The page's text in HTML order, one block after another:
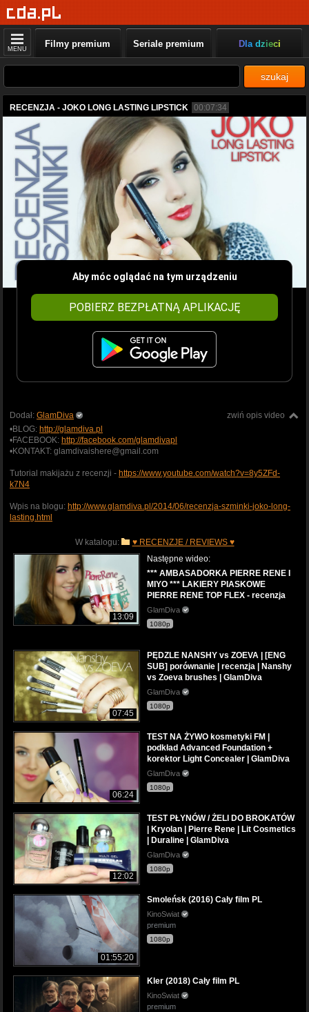
MENU Filmy premium Seriale premium Dla dzieci
szukaj
RECENZJA - JOKO LONG LASTING LIPSTICK 00:07:34
Aby móc oglądać na tym urządzeniu
POBIERZ BEZPŁATNĄ APLIKACJĘ
zwiń opis video
Dodał: GlamDiva
•BLOG: http://glamdiva.pl
•FACEBOOK: http://facebook.com/glamdivapl
•KONTAKT: glamdivaishere@gmail.com
Tutorial makijażu z recenzji - https://www.youtube.com/watch?v=8y5ZFd-
k7N4
Wpis na blogu: http://www.glamdiva.pl/2014/06/recenzja-szminki-joko-long-
lasting.html
W katalogu: ♥ RECENZJE / REVIEWS ♥
13:09
Następne wideo:
*** AMBASADORKA PIERRE RENE I
MIYO *** LAKIERY PIASKOWE
PIERRE RENE TOP FLEX - recenzja
GlamDiva
1080p
07:45
PĘDZLE NANSHY vs ZOEVA | [ENG
SUB] porównanie | recenzja | Nanshy
vs Zoeva brushes | GlamDiva
GlamDiva
1080p
06:24
TEST NA ŻYWO kosmetyki FM |
podkład Advanced Foundation +
korektor Light Concealer | GlamDiva
GlamDiva
1080p
12:02
TEST PŁYNÓW / ŻELI DO BROKATÓW
| Kryolan | Pierre Rene | Lit Cosmetics
| Duraline | GlamDiva
GlamDiva
1080p
01:55:20
Smoleńsk (2016) Cały film PL
KinoSwiat
premium
1080p
Kler (2018) Cały film PL
KinoSwiat
premium